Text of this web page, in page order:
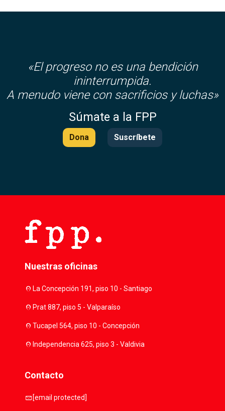
«El progreso no es una bendición
ininterrumpida.
A menudo viene con sacrificios y luchas»
Súmate a la FPP
Dona Suscríbete
Nuestras oficinas
location_onLa Concepción 191, piso 10 - Santiago
location_onPrat 887, piso 5 - Valparaíso
location_onTucapel 564, piso 10 - Concepción
location_onIndependencia 625, piso 3 - Valdivia
Contacto
mail [email protected]